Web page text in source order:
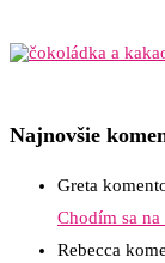
Najnovšie
Greta
Chodím sa
Rebecca